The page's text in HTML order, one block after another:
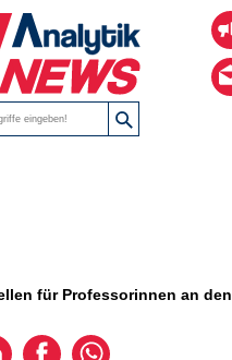
für Professorinnen an den